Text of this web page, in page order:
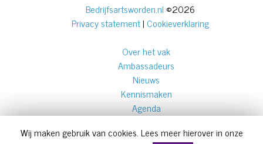
Bedrijfsartsworden.nl ©2026
Privacy statement| Cookieverklaring
Over het vak
Ambassadeurs
Nieuws
Kennismaken
Agenda
Wij maken gebruik van cookies. Lees meer hierover in onze